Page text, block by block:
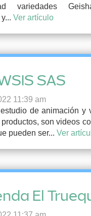
variedades
Ver artículo
SAS
11:39 am
de animación y
son videos
pueden ser... Ver
El